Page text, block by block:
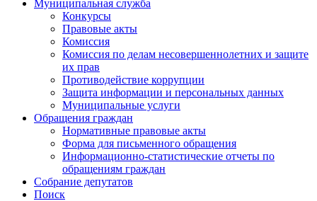
Муниципальная служба
Конкурсы
Правовые акты
Комиссия
Комиссия по делам несовершеннолетних и защите
их прав
Противодействие коррупции
Защита информации и персональных данных
Муниципальные услуги
Обращения граждан
Нормативные правовые акты
Форма для письменного обращения
Информационно-статистические отчеты по
обращениям граждан
Собрание депутатов
Поиск